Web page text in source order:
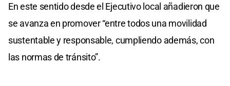
En este sentido desde el Ejecutivo local añadieron que
se avanza en promover “entre todos una movilidad
sustentable y responsable, cumpliendo además, con
las normas de tránsito”.